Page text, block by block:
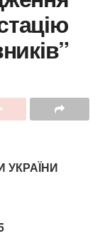
УКРАЇНИ